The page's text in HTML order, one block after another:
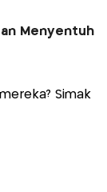
Menyentuh
Simak